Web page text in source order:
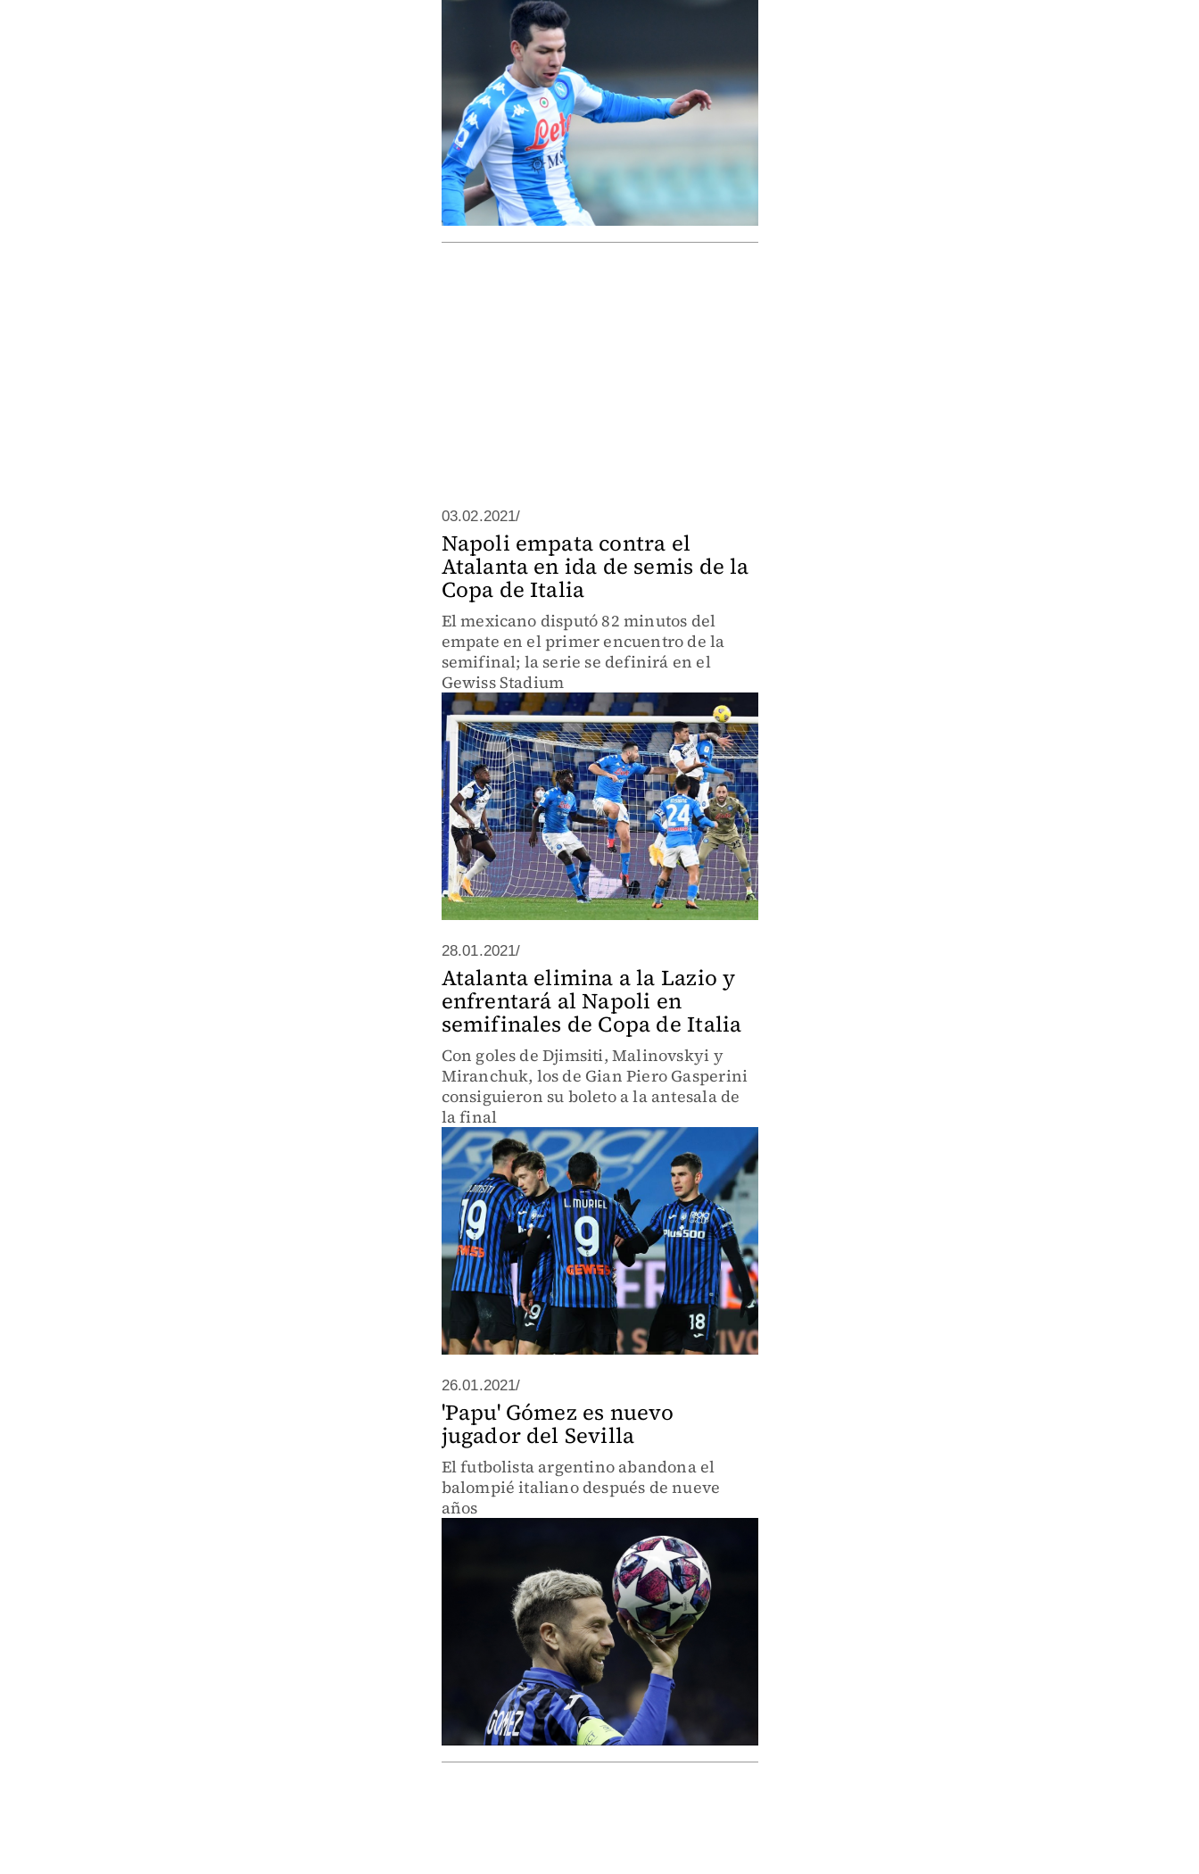
03.02.2021/
Napoli empata contra el
Atalanta en ida de semis de la
Copa de Italia
El mexicano disputó 82 minutos del
empate en el primer encuentro de la
semifinal; la serie se definirá en el
Gewiss Stadium
28.01.2021/
Atalanta elimina a la Lazio y
enfrentará al Napoli en
semifinales de Copa de Italia
Con goles de Djimsiti, Malinovskyi y
Miranchuk, los de Gian Piero Gasperini
consiguieron su boleto a la antesala de
la final
26.01.2021/
'Papu' Gómez es nuevo
jugador del Sevilla
El futbolista argentino abandona el
balompié italiano después de nueve
años